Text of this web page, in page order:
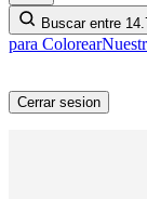
Buscar entre
para Colorear
Cerrar sesion